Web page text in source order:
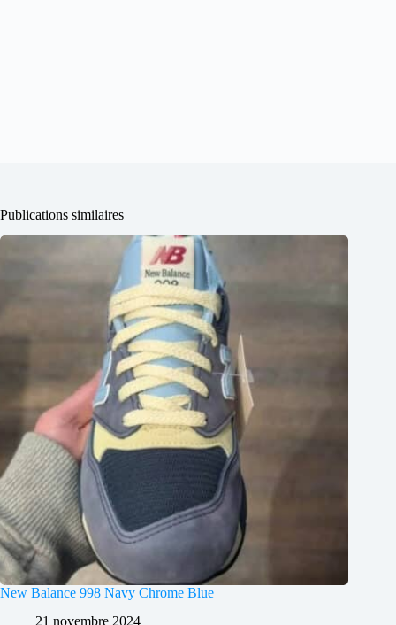
Publications similaires
New Balance 998 Navy Chrome Blue
21 novembre 2024